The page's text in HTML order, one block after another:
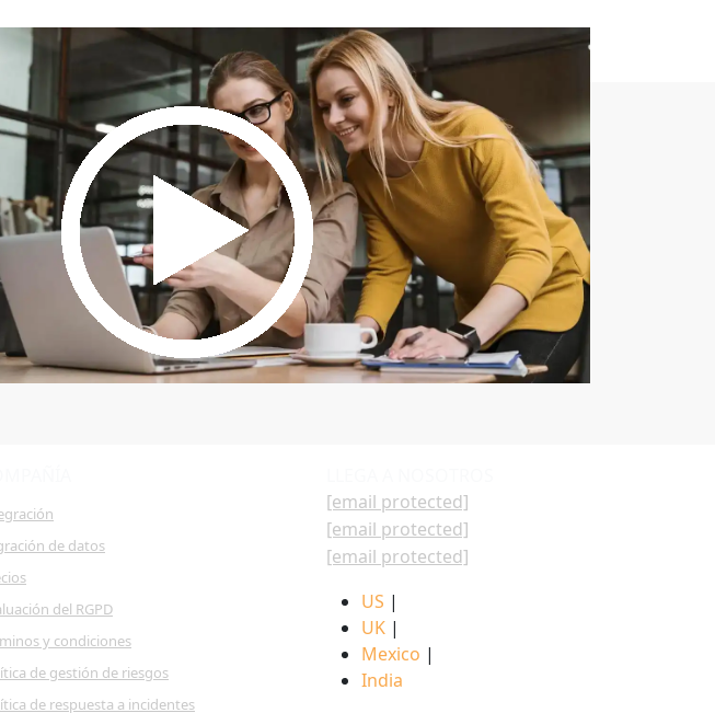
de datos
del RGPD
y condiciones
de gestión de riesgos
de respuesta a incidentes
[email protected]
[email protected]
[email protected]
US |
UK |
Mexico |
India